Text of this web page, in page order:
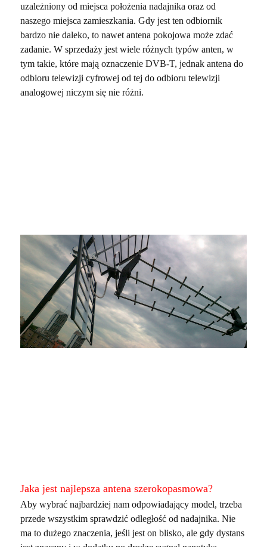
uzależniony od miejsca położenia nadajnika oraz od
naszego miejsca zamieszkania. Gdy jest ten odbiornik
bardzo nie daleko, to nawet antena pokojowa może zdać
zadanie. W sprzedaży jest wiele różnych typów anten, w
tym takie, które mają oznaczenie DVB-T, jednak antena do
odbioru telewizji cyfrowej od tej do odbioru telewizji
analogowej niczym się nie różni.
Jaka jest najlepsza antena szerokopasmowa?
Aby wybrać najbardziej nam odpowiadający model, trzeba
przede wszystkim sprawdzić odległość od nadajnika. Nie
ma to dużego znaczenia, jeśli jest on blisko, ale gdy dystans